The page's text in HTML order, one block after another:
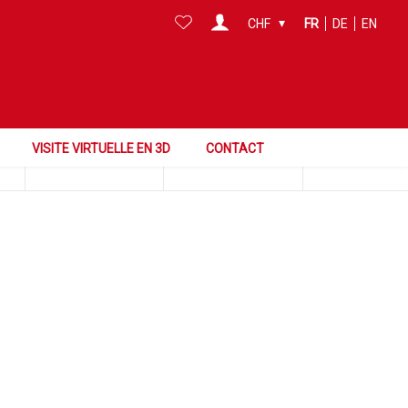
VISITE VIRTUELLE EN 3D CONTACT
CHF FR DE EN
Surface Référence
Chercher dans cette zone